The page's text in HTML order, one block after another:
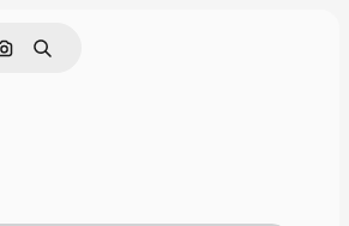
Поиск по изображению
Поиск